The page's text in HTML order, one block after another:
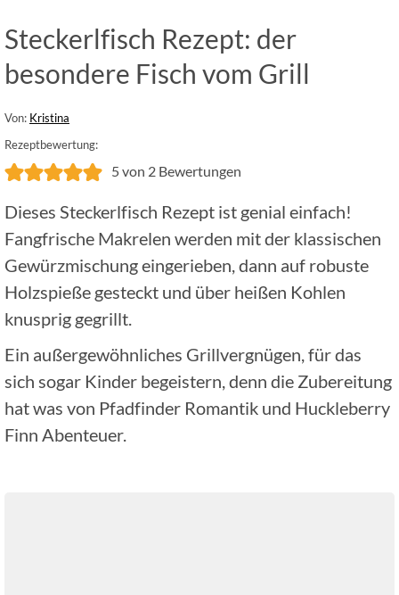
Steckerlfisch Rezept: der
besondere Fisch vom Grill
Von: Kristina
Rezeptbewertung:
5von 2 Bewertungen
Dieses Steckerlfisch Rezept ist genial einfach!
Fangfrische Makrelen werden mit der klassischen
Gewürzmischung eingerieben, dann auf robuste
Holzspieße gesteckt und über heißen Kohlen
knusprig gegrillt.
Ein außergewöhnliches Grillvergnügen, für das
sich sogar Kinder begeistern, denn die Zubereitung
hat was von Pfadfinder Romantik und Huckleberry
Finn Abenteuer.